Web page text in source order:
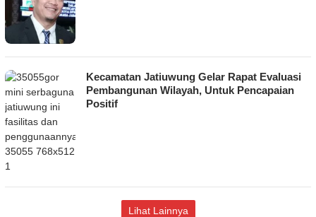
Kecamatan Jatiuwung Gelar Rapat Evaluasi
Pembangunan Wilayah, Untuk Pencapaian
Positif
Lihat Lainnya